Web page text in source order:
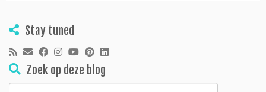
Stay tuned
Zoek op deze blog